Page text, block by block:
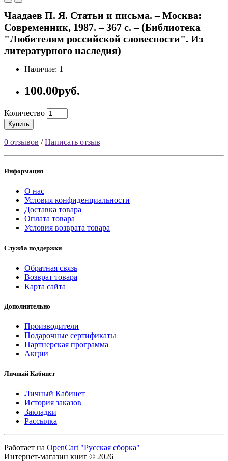
Чаадаев П. Я. Статьи и письма. – Москва:
Современник, 1987. – 367 с. – (Библиотека
"Любителям российской словесности". Из
литературного наследия)
Наличие: 1
100.00руб.
Количество
Купить
0 отзывов /Написать отзыв
Информация
О нас
Условия конфиденциальности
Доставка товара
Оплата товара
Условия возврата товара
Служба поддержки
Обратная связь
Возврат товара
Карта сайта
Дополнительно
Производители
Подарочные сертификаты
Партнерская программа
Акции
Личный Кабинет
Личный Кабинет
История заказов
Закладки
Рассылка
Работает на OpenCart "Русская сборка"
Интернет-магазин книг © 2026